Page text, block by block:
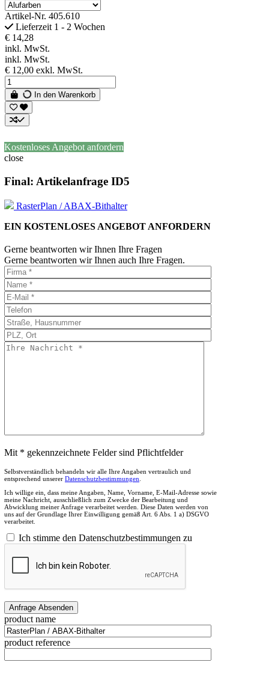
Artikel-Nr. 405.610
Lieferzeit 1 - 2 Wochen
€ 14,28
inkl. MwSt.
inkl. MwSt.
€ 12,00 exkl. MwSt.
In den Warenkorb
Kostenloses Angebot anfordern
close
Final: Artikelanfrage ID5
RasterPlan / ABAX-Bithalter
EIN KOSTENLOSES ANGEBOT ANFORDERN
Gerne beantworten wir Ihnen Ihre Fragen
Gerne beantworten wir Ihnen auch Ihre Fragen.
Mit * gekennzeichnete Felder sind Pflichtfelder
Selbstverständlich behandeln wir alle Ihre Angaben vertraulich und
entsprechend unserer Datenschutzbestimmungen
Ich willige ein, dass meine Angaben, Name, Vorname, E-Mail-Adresse sowie
meine Nachricht, ausschließlich zum Zwecke der Bearbeitung und
Abwicklung meiner Anfrage verarbeitet werden. Diese Daten werden von
uns auf der Grundlage Ihrer Einwilligung gemäß Art. 6 Abs. 1 a) DSGVO
verarbeitet.
Ich stimme den Datenschutzbestimmungen zu
product name
product reference